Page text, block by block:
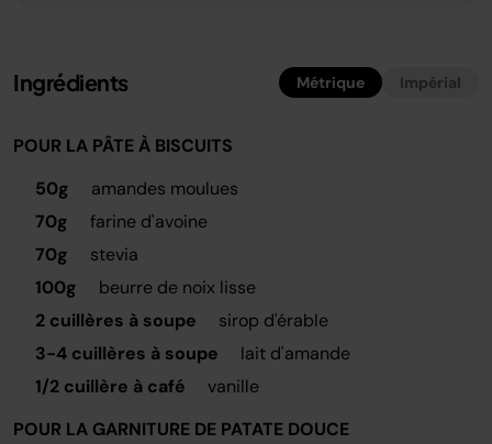
Ingrédients Métrique Impérial
POUR LA PÂTE À BISCUITS
50g
amandes moulues
70g
farine d'avoine
70g
stevia
100g
beurre de noix lisse
2 cuillères à soupe
sirop d'érable
3-4 cuillères à soupe
lait d'amande
1/2 cuillère à café
vanille
POUR LA GARNITURE DE PATATE DOUCE